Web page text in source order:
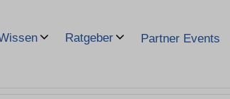
Ratgeber Partner Events